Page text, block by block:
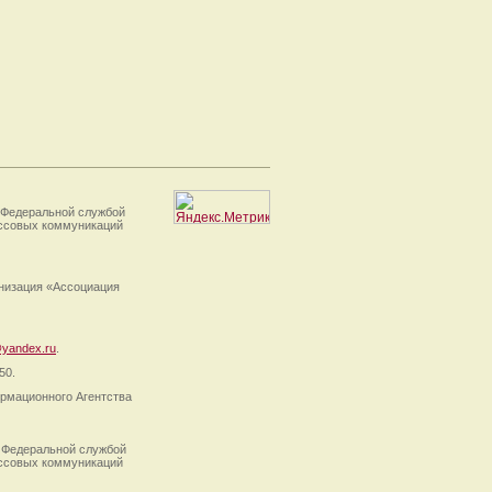
службой
коммуникаций
«Ассоциация
Агентства
службой
коммуникаций